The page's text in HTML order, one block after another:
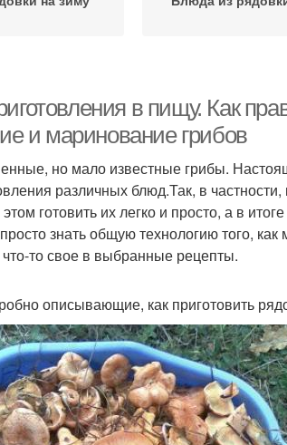
рядовок
рядовка
в пищу. Как
и маринование грибов
но мало известные грибы.
различных блюд.Так, в
готовить их легко и просто, а в
знать общую технологию того,
то свое в выбранные рецепты.
описывающие, как приготовить